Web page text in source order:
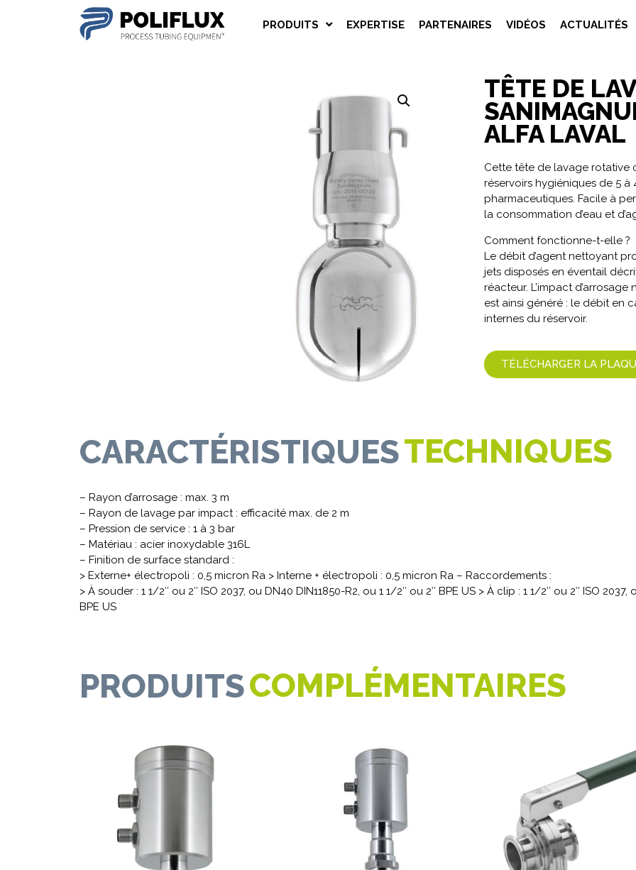
PRODUITS EXPERTISE PARTENAIRES VIDÉOS ACTUALITÉS
TÊTE DE
ALFA LAVAL
Cette tête de lavage rotative
réservoirs hygiéniques de 5
pharmaceutiques. Facile à
la consommation d’eau et
Comment fonctionne-t-elle ?
Le débit d’agent nettoyant
jets disposés en éventail
réacteur. L’impact
est ainsi généré : le débit en
internes du réservoir.
TÉLÉCHARGER LA
CARACTÉRISTIQUESTECHNIQUES
– Rayon d’arrosage : max. 3 m
– Rayon de lavage par impact : efficacité max. de 2 m
– Pression de service : 1 à 3 bar
– Matériau : acier inoxydable 316L
– Finition de surface standard :
> Externe+ électropoli : 0,5 micron Ra > Interne + électropoli : 0,5 micron Ra – Raccordements :
> À souder : 1 1/2″ ou 2″ ISO 2037, ou DN40 DIN11850-R2, ou 1 1/2″ ou 2″ BPE US > À clip : 1 1/2″ ou 2″ ISO
BPE US
PRODUITSCOMPLÉMENTAIRES